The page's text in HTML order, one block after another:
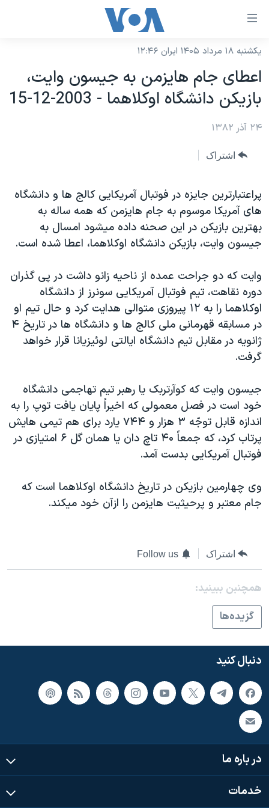
لینکهای
دسترسی
جهش
محتوای
اصلی
اصلی
جهش
به
جستجو
نسخه سبک وب‌سایت
موضوع ها
ایران
آمریکا
ورزشی
گزیده‌ها
ویژه برنامه‌ها
فرهنگ و زندگی
حقوق شهروندی
اقتصادی
علم و فناوری
گالری عکس
آرشیو پخش زنده
برنامه های تلویزیونی
جدول برنامه ها
جام جهانی ۲۰۲۶
عملیات خشم حماسی
مستندها
انتخابات ریاست جمهوری آمریکا ۲۰۲۴
حمله جمهوری اسلامی به اسرائیل
رمز مهسا
اعتراضات زن، زندگی، آزادی
مجموعه مستندهای دادخواهی
تریبونال مردمی آبان ۹۸
دادگاه حمید نوری
قانون شفافیت دارائی کادر رهبری ایران
نرگس محمدی برنده جایزه نوبل صلح
همایش محافظه‌کاران آمریکا «سی‌پک»
صفحه‌های ویژه
سفر پرزیدنت ترامپ به چین
فرکانس‌های صدای آمریکا
پخش رادیویی
یادگیری زبان انگلیسی
دنبال کنید
زبانهای مختلف
یکشنبه ۱۸ مرداد ۱۴۰۵ ایران ۱۲:۴۶
اعطای جام هايزمن به جيسون وايت،
بازيکن دانشگاه اوکلاهما - 2003-12-15
۲۴ آذر ۱۳۸۲
اشتراک
پراعتبارترين جايزه در فوتبال آمريکايی کالج ها و دانشگاه
های آمريکا موسوم به جام هايزمن که همه ساله به
بهترين بازيکن در اين صحنه داده ميشود امسال به
جيسون وايت، بازيکن دانشگاه اوکلاهما، اعطا شده است.
وايت که دو جراحت عمده از ناحيه زانو داشت در پی گذران
دوره نقاهت، تيم فوتبال آمريکايی سونرز از دانشگاه
اوکلاهما را به ۱۲ پيروزی متوالی هدايت کرد و حال تيم او
در مسابقه قهرمانی ملی کالج ها و دانشگاه ها در تاريخ ۴
ژانويه در مقابل تيم دانشگاه ايالتی لوئيزيانا قرار خواهد
گرفت.
جيسون وايت که کوآرتربک يا رهبر تيم تهاجمی دانشگاه
خود است در فصل معمولی که اخيراً پايان يافت توپ را به
اندازه قابل توجّه ۳ هزار و ۷۴۴ يارد برای هم تيمی هايش
پرتاب کرد، که جمعاً ۴۰ تاچ دان يا همان گل ۶ امتيازی در
فوتبال آمريکايی بدست آمد.
وی چهارمين بازيکن در تاريخ دانشگاه اوکلاهما است که
جام معتبر و پرحيثيت هايزمن را ازآن خود ميکند.
اشتراک Follow us
همچنبن ببینید:
گزيده‌ها
دنبال کنید
در باره ما
خدمات